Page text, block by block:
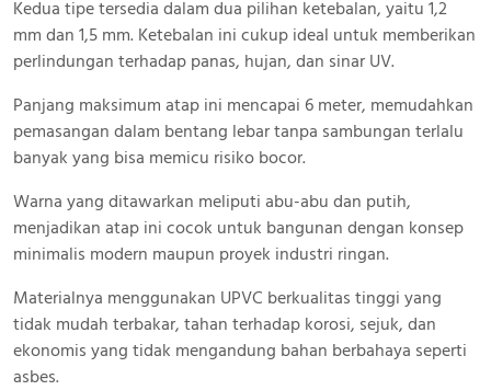
Kedua tipe tersedia dalam dua pilihan ketebalan, yaitu 1,2
mm dan 1,5 mm. Ketebalan ini cukup ideal untuk memberikan
perlindungan terhadap panas, hujan, dan sinar UV.
Panjang maksimum atap ini mencapai 6 meter, memudahkan
pemasangan dalam bentang lebar tanpa sambungan terlalu
banyak yang bisa memicu risiko bocor.
Warna yang ditawarkan meliputi abu-abu dan putih,
menjadikan atap ini cocok untuk bangunan dengan konsep
minimalis modern maupun proyek industri ringan.
Materialnya menggunakan UPVC berkualitas tinggi yang
tidak mudah terbakar, tahan terhadap korosi, sejuk, dan
ekonomis yang tidak mengandung bahan berbahaya seperti
asbes.